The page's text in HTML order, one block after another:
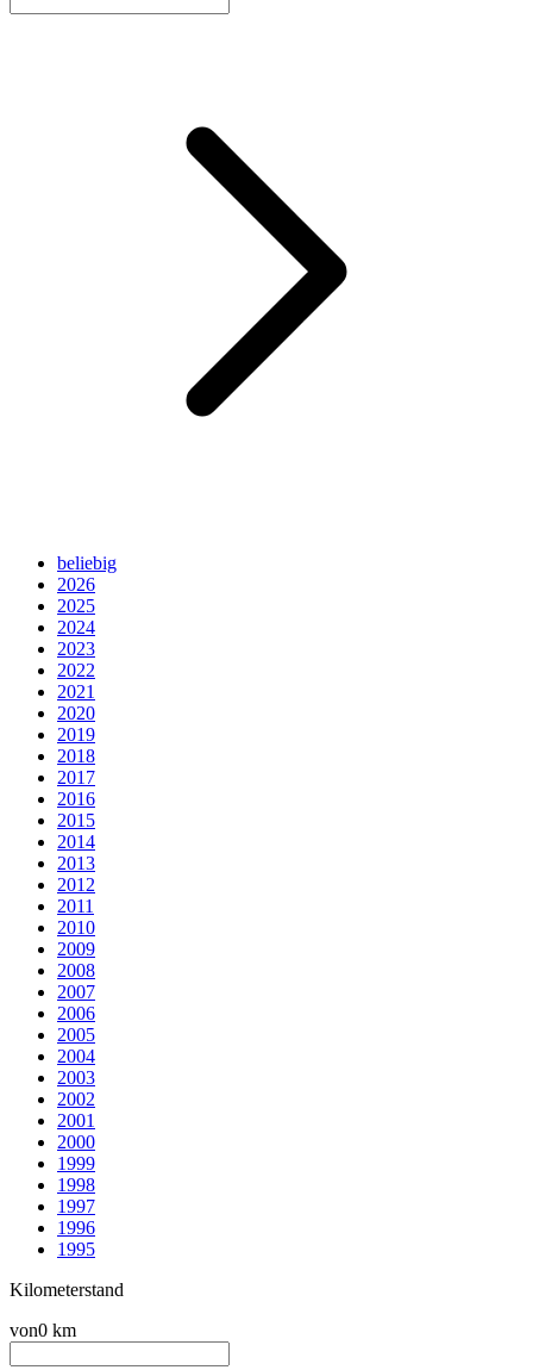
beliebig
2026
2025
2024
2023
2022
2021
2020
2019
2018
2017
2016
2015
2014
2013
2012
2011
2010
2009
2008
2007
2006
2005
2004
2003
2002
2001
2000
1999
1998
1997
1996
1995
Kilometerstand
von0 km